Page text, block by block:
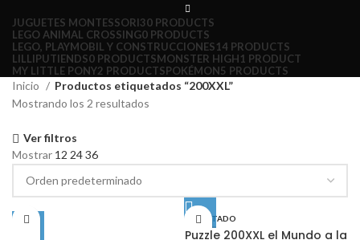
JUGUETES MONTESSORI30 PRODUCTS
LEGO ANIMAL CROSSING0 PRODUCTS
LEGO, PLAYMOBIL Y CONSTRUCCIONES14 PRODUCTS
LILLIPUTIENDS0 PRODUCTSMONSTER HIGH1 PRODUCT
MY LITTLE PONY2 PRODUCTSPOKÉMON5 PRODUCTS
Inicio
Productos etiquetados “200XXL”
Mostrando los 2 resultados
Ver filtros
Mostrar 12 2436
AGOTADO
Puzzle 200XXL el Mundo a la